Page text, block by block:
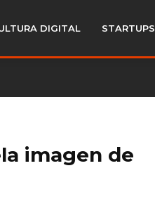
DIGITAL STARTUPS
imagen de